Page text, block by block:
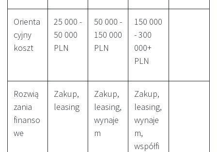
Orienta
cyjny
koszt
25 000 -
50 000
PLN
50 000 -
150 000
PLN
150 000
- 300
000+
PLN
Rozwią
zania
finanso
we
Zakup,
leasing
Zakup,
leasing,
wynaje
m
Zakup,
leasing,
wynaje
m,
współfi